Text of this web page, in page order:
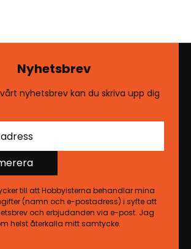
Nyhetsbrev
nyhetsbrev kan du skriva upp dig
till att Hobbyisterna behandlar mina
(namn och e-postadress) i syfte att
och erbjudanden via e-post. Jag
helst återkalla mitt samtycke.